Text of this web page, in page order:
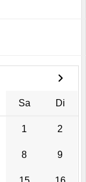
Sa Di
1 2
8 9